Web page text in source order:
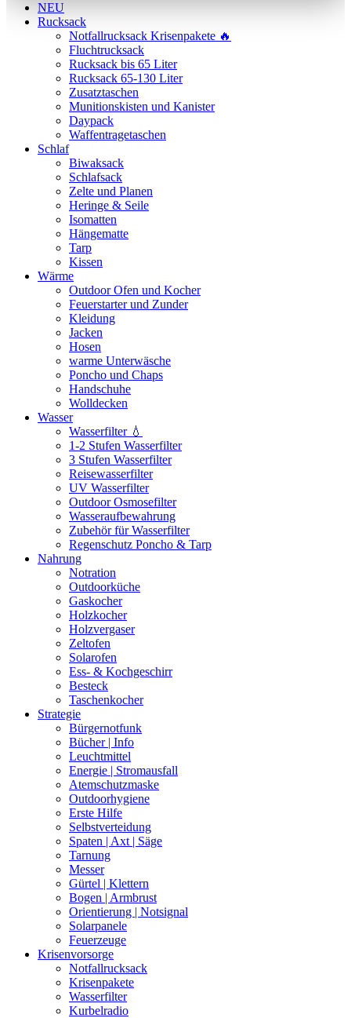
NEU
Rucksack
Notfallrucksack Krisenpakete 🔥
Fluchtrucksack
Rucksack bis 65 Liter
Rucksack 65-130 Liter
Zusatztaschen
Munitionskisten und Kanister
Daypack
Waffentragetaschen
Schlaf
Biwaksack
Schlafsack
Zelte und Planen
Heringe & Seile
Isomatten
Hängematte
Tarp
Kissen
Wärme
Outdoor Ofen und Kocher
Feuerstarter und Zunder
Kleidung
Jacken
Hosen
warme Unterwäsche
Poncho und Chaps
Handschuhe
Wolldecken
Wasser
Wasserfilter 💧
1-2 Stufen Wasserfilter
3 Stufen Wasserfilter
Reisewasserfilter
UV Wasserfilter
Outdoor Osmosefilter
Wasseraufbewahrung
Zubehör für Wasserfilter
Regenschutz Poncho & Tarp
Nahrung
Notration
Outdoorküche
Gaskocher
Holzkocher
Holzvergaser
Zeltofen
Solarofen
Ess- & Kochgeschirr
Besteck
Taschenkocher
Strategie
Bürgernotfunk
Bücher | Info
Leuchtmittel
Energie | Stromausfall
Atemschutzmaske
Outdoorhygiene
Erste Hilfe
Selbstverteidung
Spaten | Axt | Säge
Tarnung
Messer
Gürtel | Klettern
Bogen | Armbrust
Orientierung | Notsignal
Solarpanele
Feuerzeuge
Krisenvorsorge
Notfallrucksack
Krisenpakete
Wasserfilter
Kurbelradio